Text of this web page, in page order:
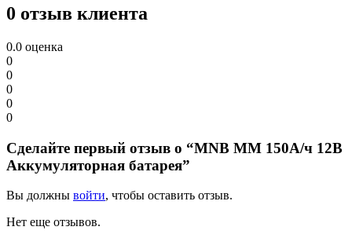
0 отзыв клиента
0.0 оценка
0
0
0
0
0
Сделайте первый отзыв о “MNB MM 150А/ч 12В
Аккумуляторная батарея”
Вы должны войти, чтобы оставить отзыв.
Нет еще отзывов.